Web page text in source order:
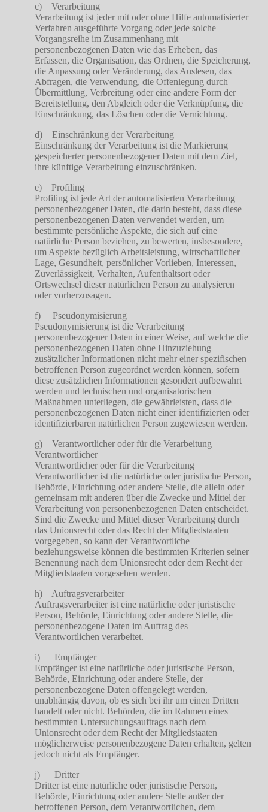
c) Verarbeitung
Verarbeitung ist jeder mit oder ohne Hilfe automatisierter
Verfahren ausgeführte Vorgang oder jede solche
Vorgangsreihe im Zusammenhang mit
personenbezogenen Daten wie das Erheben, das
Erfassen, die Organisation, das Ordnen, die Speicherung,
die Anpassung oder Veränderung, das Auslesen, das
Abfragen, die Verwendung, die Offenlegung durch
Übermittlung, Verbreitung oder eine andere Form der
Bereitstellung, den Abgleich oder die Verknüpfung, die
Einschränkung, das Löschen oder die Vernichtung.
d) Einschränkung der Verarbeitung
Einschränkung der Verarbeitung ist die Markierung
gespeicherter personenbezogener Daten mit dem Ziel,
ihre künftige Verarbeitung einzuschränken.
e) Profiling
Profiling ist jede Art der automatisierten Verarbeitung
personenbezogener Daten, die darin besteht, dass diese
personenbezogenen Daten verwendet werden, um
bestimmte persönliche Aspekte, die sich auf eine
natürliche Person beziehen, zu bewerten, insbesondere,
um Aspekte bezüglich Arbeitsleistung, wirtschaftlicher
Lage, Gesundheit, persönlicher Vorlieben, Interessen,
Zuverlässigkeit, Verhalten, Aufenthaltsort oder
Ortswechsel dieser natürlichen Person zu analysieren
oder vorherzusagen.
f) Pseudonymisierung
Pseudonymisierung ist die Verarbeitung
personenbezogener Daten in einer Weise, auf welche die
personenbezogenen Daten ohne Hinzuziehung
zusätzlicher Informationen nicht mehr einer spezifischen
betroffenen Person zugeordnet werden können, sofern
diese zusätzlichen Informationen gesondert aufbewahrt
werden und technischen und organisatorischen
Maßnahmen unterliegen, die gewährleisten, dass die
personenbezogenen Daten nicht einer identifizierten oder
identifizierbaren natürlichen Person zugewiesen werden.
g) Verantwortlicher oder für die Verarbeitung
Verantwortlicher
Verantwortlicher oder für die Verarbeitung
Verantwortlicher ist die natürliche oder juristische Person,
Behörde, Einrichtung oder andere Stelle, die allein oder
gemeinsam mit anderen über die Zwecke und Mittel der
Verarbeitung von personenbezogenen Daten entscheidet.
Sind die Zwecke und Mittel dieser Verarbeitung durch
das Unionsrecht oder das Recht der Mitgliedstaaten
vorgegeben, so kann der Verantwortliche
beziehungsweise können die bestimmten Kriterien seiner
Benennung nach dem Unionsrecht oder dem Recht der
Mitgliedstaaten vorgesehen werden.
h) Auftragsverarbeiter
Auftragsverarbeiter ist eine natürliche oder juristische
Person, Behörde, Einrichtung oder andere Stelle, die
personenbezogene Daten im Auftrag des
Verantwortlichen verarbeitet.
i) Empfänger
Empfänger ist eine natürliche oder juristische Person,
Behörde, Einrichtung oder andere Stelle, der
personenbezogene Daten offengelegt werden,
unabhängig davon, ob es sich bei ihr um einen Dritten
handelt oder nicht. Behörden, die im Rahmen eines
bestimmten Untersuchungsauftrags nach dem
Unionsrecht oder dem Recht der Mitgliedstaaten
möglicherweise personenbezogene Daten erhalten, gelten
jedoch nicht als Empfänger.
j) Dritter
Dritter ist eine natürliche oder juristische Person,
Behörde, Einrichtung oder andere Stelle außer der
betroffenen Person, dem Verantwortlichen, dem